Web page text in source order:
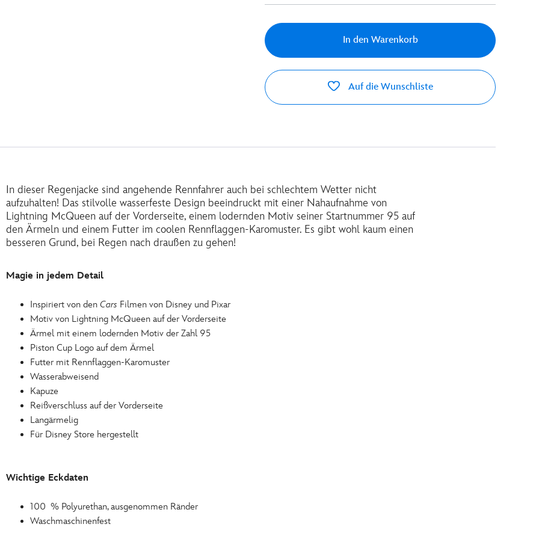
In den Warenkorb
Auf die Wunschliste
In dieser Regenjacke sind angehende Rennfahrer auch bei schlechtem Wetter nicht
aufzuhalten! Das stilvolle wasserfeste Design beeindruckt mit einer Nahaufnahme von
Lightning McQueen auf der Vorderseite, einem lodernden Motiv seiner Startnummer 95 auf
den Ärmeln und einem Futter im coolen Rennflaggen-Karomuster. Es gibt wohl kaum einen
besseren Grund, bei Regen nach draußen zu gehen!
Magie in jedem Detail
Inspiriert von den Cars Filmen von Disney und Pixar
Motiv von Lightning McQueen auf der Vorderseite
Ärmel mit einem lodernden Motiv der Zahl 95
Piston Cup Logo auf dem Ärmel
Futter mit Rennflaggen-Karomuster
Wasserabweisend
Kapuze
Reißverschluss auf der Vorderseite
Langärmelig
Für Disney Store hergestellt
Wichtige Eckdaten
100 % Polyurethan, ausgenommen Ränder
Waschmaschinenfest